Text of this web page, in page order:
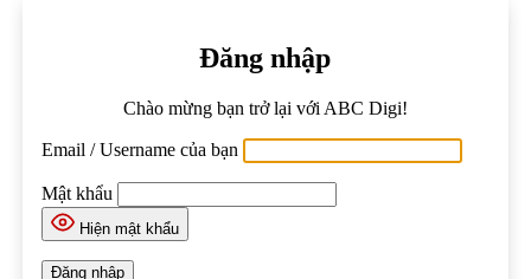
Đăng nhập
Chào mừng bạn trở lại với ABC Digi!
Email / Username của bạn
Mật khẩu
Hiện mật khẩu